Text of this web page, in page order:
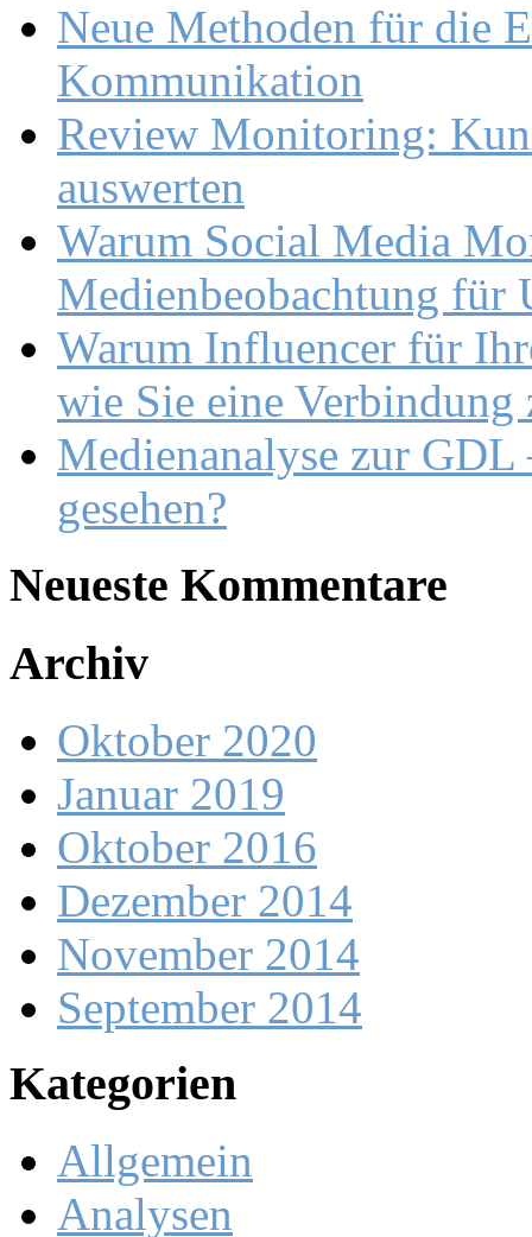
Neue Methoden für die
Kommunikation
Review Monitoring:
auswerten
Warum Social Media
Medienbeobachtung für
Warum Influencer für
wie Sie eine Verbindung
Medienanalyse zur
gesehen?
Neueste Kommentare
Archiv
Oktober 2020
Januar 2019
Oktober 2016
Dezember 2014
November 2014
September 2014
Kategorien
Allgemein
Analysen